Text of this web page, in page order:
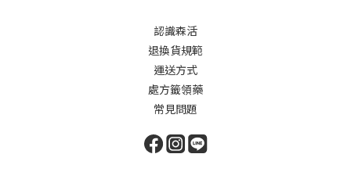
認識森活
退換貨規範
運送方式
處方籤領藥
常見問題